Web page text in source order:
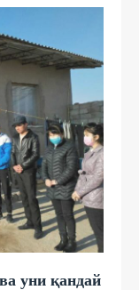
уни қандай